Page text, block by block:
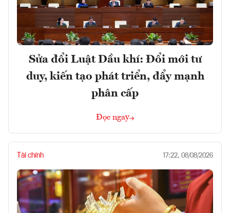
Sửa đổi Luật Dầu khí: Đổi mới tư
duy, kiến tạo phát triển, đẩy mạnh
phân cấp
Đọc ngay
Tài chính 17:22, 08/08/2026